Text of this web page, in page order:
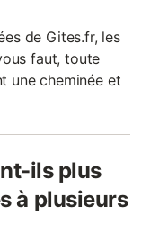
de Gites.fr, les
faut, toute
une cheminée et
ils plus
à plusieurs